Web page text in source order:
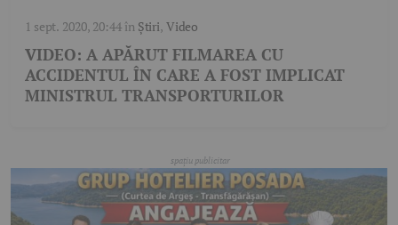
1 sept. 2020, 20:44în Știri, Video
VIDEO: A APĂRUT FILMAREA CU
ACCIDENTUL ÎN CARE A FOST IMPLICAT
MINISTRUL TRANSPORTURILOR